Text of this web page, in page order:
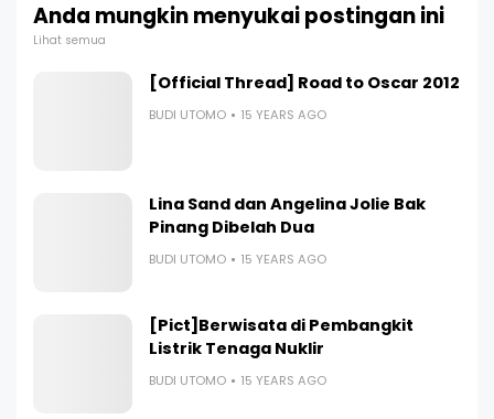
Anda mungkin menyukai postingan ini
Lihat semua
[Official Thread] Road to Oscar 2012
BUDI UTOMO 15 YEARS AGO
Lina Sand dan Angelina Jolie Bak
Pinang Dibelah Dua
BUDI UTOMO 15 YEARS AGO
[Pict]Berwisata di Pembangkit
Listrik Tenaga Nuklir
BUDI UTOMO 15 YEARS AGO